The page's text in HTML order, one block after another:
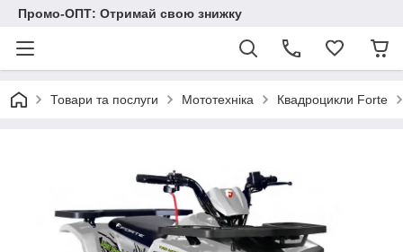
Промо-ОПТ: Отримай свою знижку
Товари та послуги Мототехніка Квадроцикли Forte